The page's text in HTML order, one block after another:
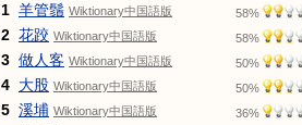
1 羊管鬚 Wiktionary中国語版 58%
2 花跤 Wiktionary中国語版 58%
3 做人客 Wiktionary中国語版 50%
4 大股 Wiktionary中国語版 50%
5 溪埔 Wiktionary中国語版 36%